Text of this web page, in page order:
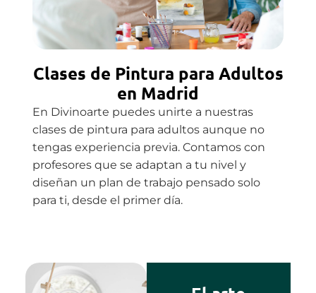
Clases de Pintura para Adultos
en Madrid
En Divinoarte puedes unirte a nuestras
clases de pintura para adultos aunque no
tengas experiencia previa. Contamos con
profesores que se adaptan a tu nivel y
diseñan un plan de trabajo pensado solo
para ti, desde el primer día.